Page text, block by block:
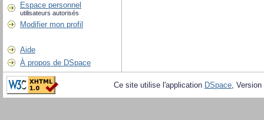
Espace personnel
utilisateurs autorisés
Modifier mon profil
Aide
À propos de DSpace
Ce site utilise l'application DSpace,